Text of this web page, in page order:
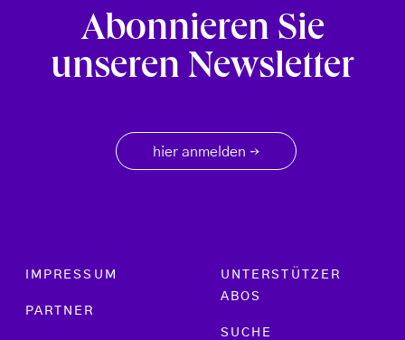
Abonnieren Sie
unseren Newsletter
hier anmelden →
Footer menu
IMPRESSUM
PARTNER
UNTERSTÜTZER
ABOS
SUCHE